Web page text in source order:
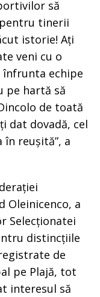
să
tinerii
istorie! Ați
veni cu o
înfrunta echipe
pe hartă să
de toată
dat dovadă, cel
reușită”, a
Oleinicenco, a
Selecționatei
distincțiile
de
pe Plajă, tot
interesul să